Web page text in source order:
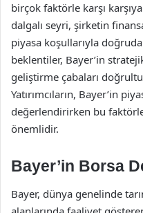
birçok faktörle karşı
dalgalı seyri, şirketin
piyasa koşullarıyla
beklentiler, Bayer’in
geliştirme çabaları
Yatırımcıların, Bayer’in
değerlendirirken bu
önemlidir.
Bayer’in Borsa
Bayer, dünya genelinde